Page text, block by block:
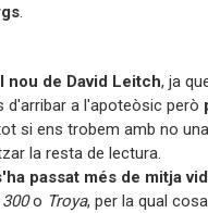
.
nou de David Leitch, ja
d'arribar a l'apoteòsic però
si ens trobem amb no
la resta de lectura.
passat més de mitja
o Troya, per la qual